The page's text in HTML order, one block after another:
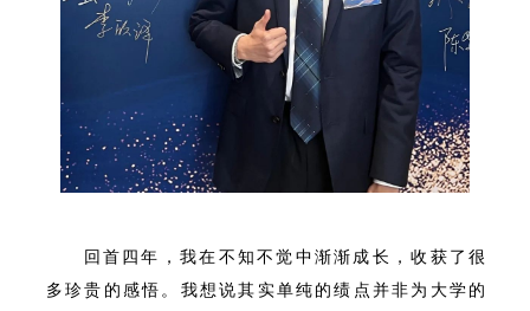
回首四年，我在不知不觉中渐渐成长，收获了很
多珍贵的感悟。我想说其实单纯的绩点并非为大学的